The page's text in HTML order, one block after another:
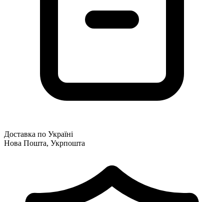
Доставка по Україні
Нова Пошта, Укрпошта